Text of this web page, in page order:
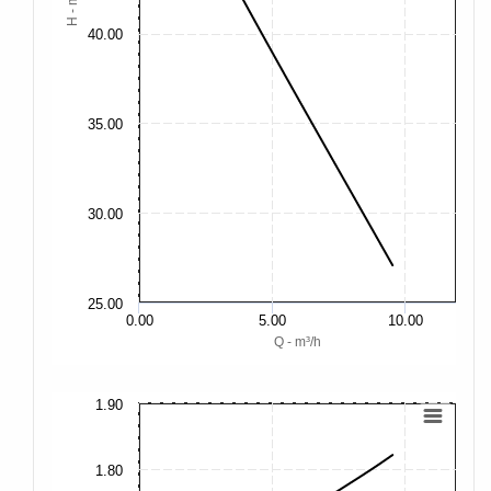
Q - m³/h
H - m
0.00 5.00 10.00
25.00
30.00
35.00
40.00
1.80
1.90